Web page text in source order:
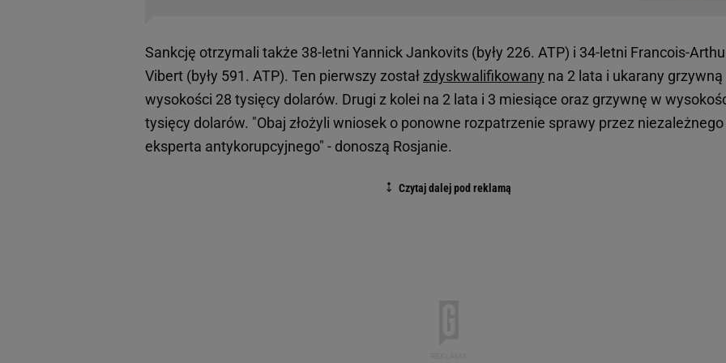
Sankcję otrzymali także 38-letni Yannick Jankovits (były 226. ATP) i 34-letni Francois-
Vibert (były 591. ATP). Ten pierwszy został zdyskwalifikowany na 2 lata i ukarany grzywną
wysokości 28 tysięcy dolarów. Drugi z kolei na 2 lata i 3 miesiące oraz grzywnę w
tysięcy dolarów. "Obaj złożyli wniosek o ponowne rozpatrzenie sprawy przez niezależnego
eksperta antykorupcyjnego" - donoszą Rosjanie.